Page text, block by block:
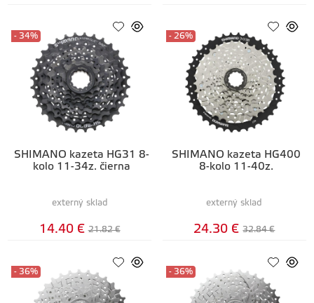
SHIMANO kazeta HG31 8-
kolo 11-34z. čierna
- 34%
externý sklad
14.40 € 21.82 €
SHIMANO kazeta HG400
8-kolo 11-40z.
- 26%
externý sklad
24.30 € 32.84 €
- 36% - 36%